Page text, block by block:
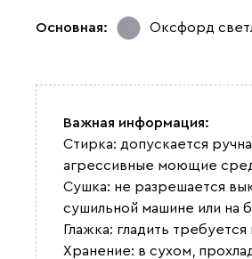
Основная: Оксфорд
Важная информация:
Стирка: допускается
агрессивные моющие
Сушка: не разрешается
сушильной машине или на
Глажка: гладить
Хранение: в сухом,